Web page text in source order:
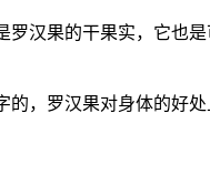
汉果的干果实，它也
，罗汉果对身体的好